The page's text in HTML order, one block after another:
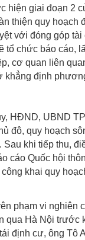
hiện giai đoạn 2
thiện quy hoạch
với đóng góp
tổ chức báo cáo,
cơ quan liên
khẳng định
HĐND, UBND
đô, quy hoạch
Sau khi tiếp thu,
cáo Quốc hội
khai quy
phạm vi nghiên
qua Hà Nội trước
định cư, ông Tô